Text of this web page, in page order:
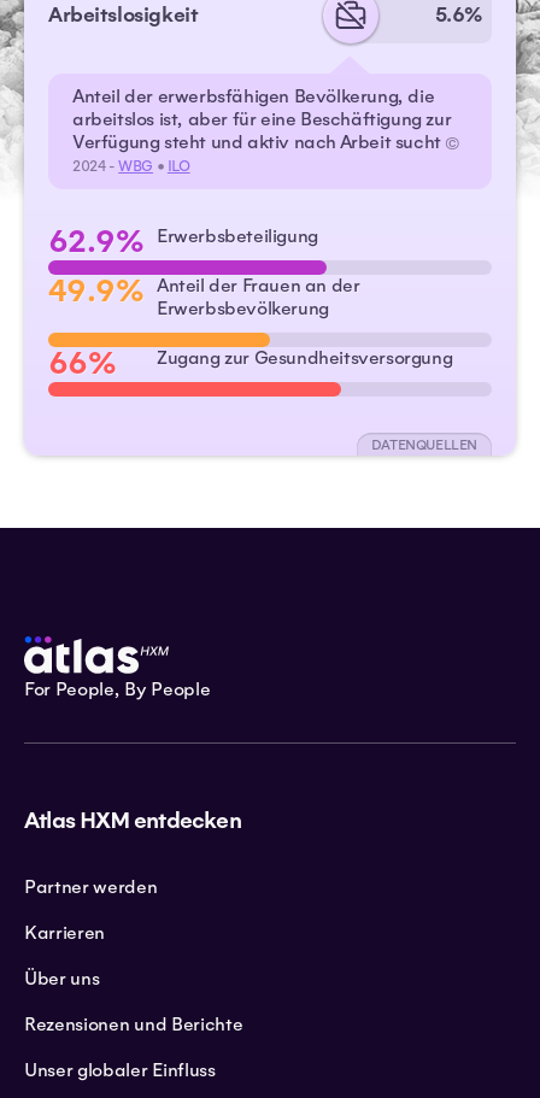
Arbeitslosigkeit 5.6%
Anteil der erwerbsfähigen Bevölkerung, die
arbeitslos ist, aber für eine Beschäftigung zur
Verfügung steht und aktiv nach Arbeit sucht ©
2024 -WBG • ILO
62.9% Erwerbsbeteiligung
49.9%
Anteil der Frauen an der
Erwerbsbevölkerung
66% Zugang zur Gesundheitsversorgung
DATENQUELLEN
For People, By People
Atlas HXM entdecken
Partner werden
Karrieren
Über uns
Rezensionen und Berichte
Unser globaler Einfluss